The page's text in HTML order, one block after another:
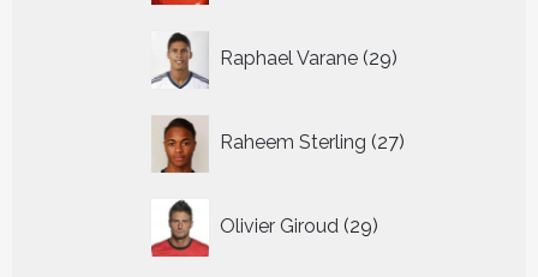
Raphael Varane 29
producten
Raheem Sterling 27
producten
Olivier Giroud 29
producten